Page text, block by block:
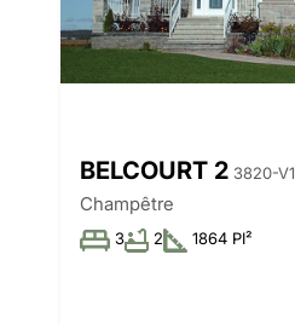
BELCOURT 2 3820-V1
Champêtre
3 2 1864 PI²